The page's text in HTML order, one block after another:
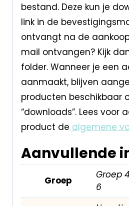
bestand. Deze kun je
link in de
ontvangt na de
mail ontvangen? Kijk
folder. Wanneer je een
aanmaakt, blijven
producten beschikbaar
“downloads”. Lees voor
product de algemene
Aanvullende
Groep
Groep
6